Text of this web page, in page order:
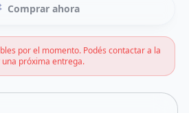
Comprar ahora
por el momento. Podés contactar a la
próxima entrega.